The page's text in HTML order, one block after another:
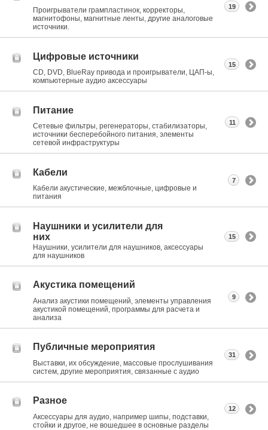
Проигрыватели грампластинок, корректоры,
магнитофоны, магнитные ленты, другие аналоговые
источники.
19
Цифровые источники
CD, DVD, BlueRay привода и проигрыватели, ЦАП-ы,
компьютерные аудио аксессуары
15
Питание
Сетевые фильтры, регенераторы, стабилизаторы,
источники бесперебойного питания, элементы
сетевой инфраструктуры
11
Кабели
Кабели акустические, межблочные, цифровые и
питания
7
Наушники и усилители для
них
Наушники, усилители для наушников, аксессуары
для наушников
15
Акустика помещений
Анализ акустики помещений, элементы управления
акустикой помещений, программы для расчета и
анализа
9
Публичные мероприятия
Выставки, их обсуждение, массовые прослушивания
систем, другие мероприятия, связанные с аудио
31
Разное
Аксессуары для аудио, например шипы, подставки,
стойки и другое, не вошедшее в основные разделы
12